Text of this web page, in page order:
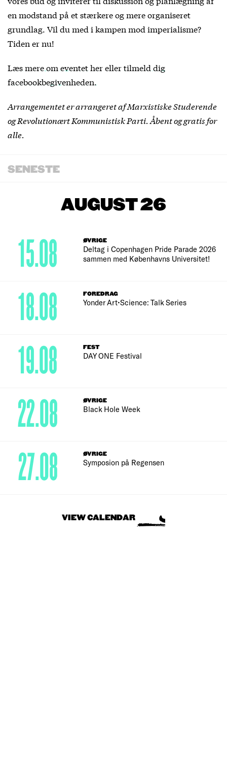
en modstand på et stærkere og mere organiseret
grundlag. Vil du med i kampen mod imperialisme?
Tiden er nu!
Læs mere om eventet herellertilmeld dig
facebookbegivenheden.
Arrangementet er arrangeret af Marxistiske Studerende
og Revolutionært Kommunistisk Parti. Åbent og gratis for
alle.
SENESTE
AUGUST 26
ØVRIGE
Deltag i Copenhagen Pride Parade 2026
sammen med Københavns Universitet!
15.08
FOREDRAG
Yonder Art•Science: Talk Series
18.08
FEST
DAY ONE Festival
19.08
ØVRIGE
Black Hole Week
22.08
ØVRIGE
Symposion på Regensen
27.08
VIEW CALENDAR